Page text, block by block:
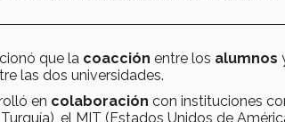
que la coacción entre los alumnos
las dos universidades.
en colaboración con instituciones
el MIT (Estados Unidos de